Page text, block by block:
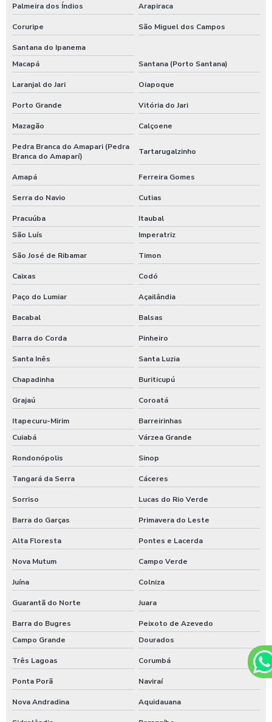
Palmeira dos Índios Arapiraca
Coruripe São Miguel dos Campos
Santana do Ipanema
Macapá
Santana (Porto Santana)
Laranjal do Jari Oiapoque
Porto Grande Vitória do Jari
Mazagão Calçoene
Pedra Branca do Amapari (Pedra
Branca do Amaparí)
Tartarugalzinho
Amapá Ferreira Gomes
Serra do Navio Cutias
Pracuúba
Itaubal
São Luís
Imperatriz
São José de Ribamar Timon
Caixas Codó
Paço do Lumiar Açailândia
Bacabal Balsas
Barra do Corda Pinheiro
Santa Inês Santa Luzia
Chapadinha Buriticupú
Grajaú Coroatá
Itapecuru-Mirim
Barreirinhas
Cuiabá
Várzea Grande
Rondonópolis Sinop
Tangará da Serra Cáceres
Sorriso Lucas do Rio Verde
Barra do Garças Primavera do Leste
Alta Floresta Pontes e Lacerda
Nova Mutum Campo Verde
Juína Colniza
Guarantã do Norte Juara
Barra do Bugres
Peixoto de Azevedo
Campo Grande
Dourados
Três Lagoas Corumbá
Ponta Porã Naviraí
Nova Andradina Aquidauana